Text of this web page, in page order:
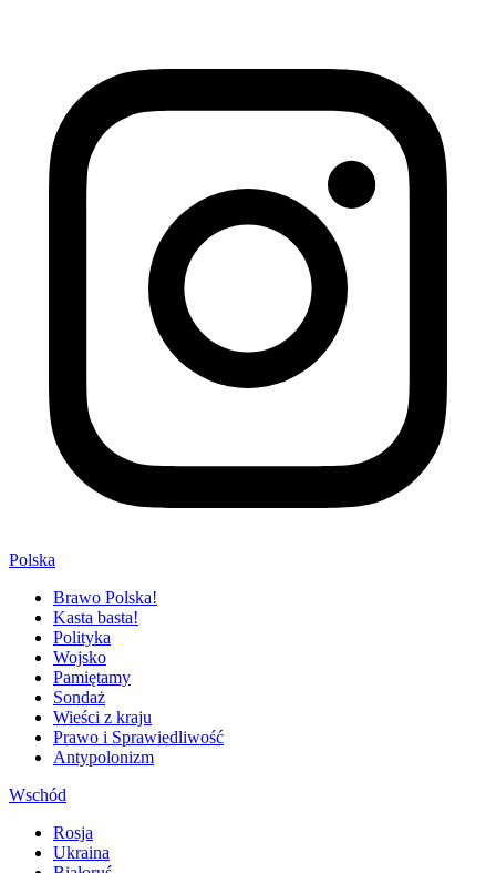
Polska
Brawo Polska!
Kasta basta!
Polityka
Wojsko
Pamiętamy
Sondaż
Wieści z kraju
Prawo i Sprawiedliwość
Antypolonizm
Wschód
Rosja
Ukraina